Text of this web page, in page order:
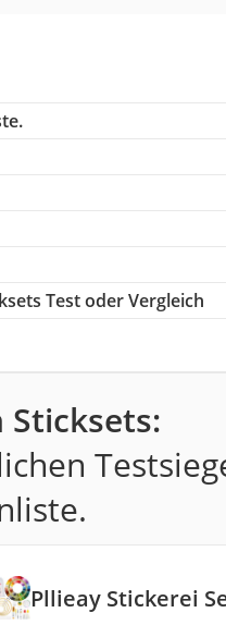
Test oder Vergleich
Sticksets:
Pllieay Stickerei